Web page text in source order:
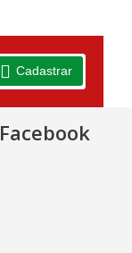
Cadastrar
Facebook